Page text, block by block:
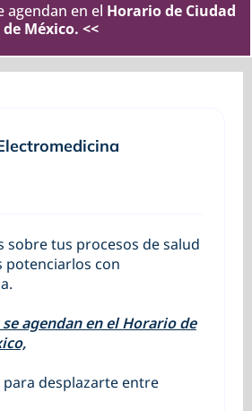
agendan en el Horario de Ciudad
de México. <<